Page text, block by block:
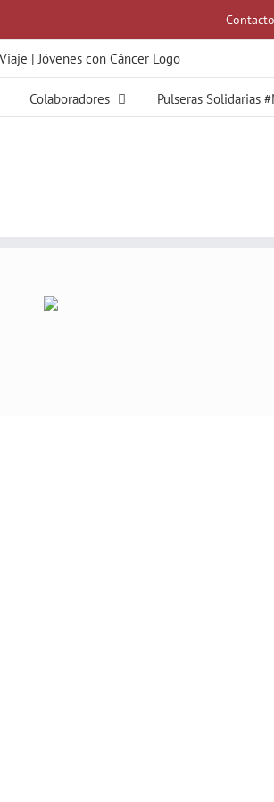
Contacto
Colaboradores Pulseras Solidarias